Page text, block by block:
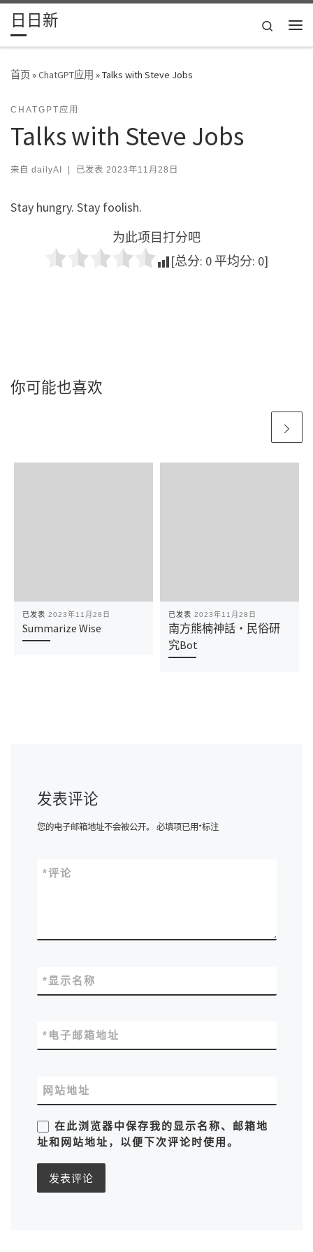
Skip to content
日日新
Search
首页»ChatGPT应用 »Talks with Steve Jobs
CHATGPT应用
Talks with Steve Jobs
来自 dailyAI | 已发表 2023年11月28日
Stay hungry. Stay foolish.
为此项目打分吧
[总分: 0 平均分: 0]
你可能也喜欢
已发表 2023年11月28日
Summarize Wise
已发表 2023年11月28日
南方熊楠神話・民俗研
究Bot
发表评论
您的电子邮箱地址不会被公开。 必填项已用*标注
评论
*
显示名称
*
电子邮箱地址
*
网站地址
在此浏览器中保存我的显示名称、邮箱地
址和网站地址，以便下次评论时使用。